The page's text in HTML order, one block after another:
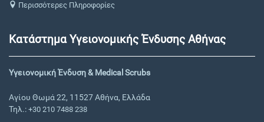
Περισσότερες Πληροφορίες
Κατάστημα Υγειονομικής Ένδυσης Αθήνας
Υγειονομική Ένδυση & Medical Scrubs
Αγίου Θωμά 22, 11527 Αθήνα, Ελλάδα
Τηλ.: +30 210 7488 238